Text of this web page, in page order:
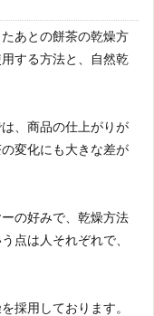
あとの餅茶の乾燥方
する方法と、自然乾
、商品の仕上がりが
変化にも大きな差が
の好みで、乾燥方法
点は人それぞれで、
採用しております。